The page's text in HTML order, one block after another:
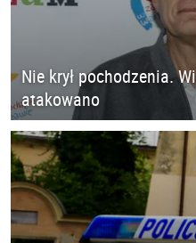
Nie krył pochodzenia.
atakowano